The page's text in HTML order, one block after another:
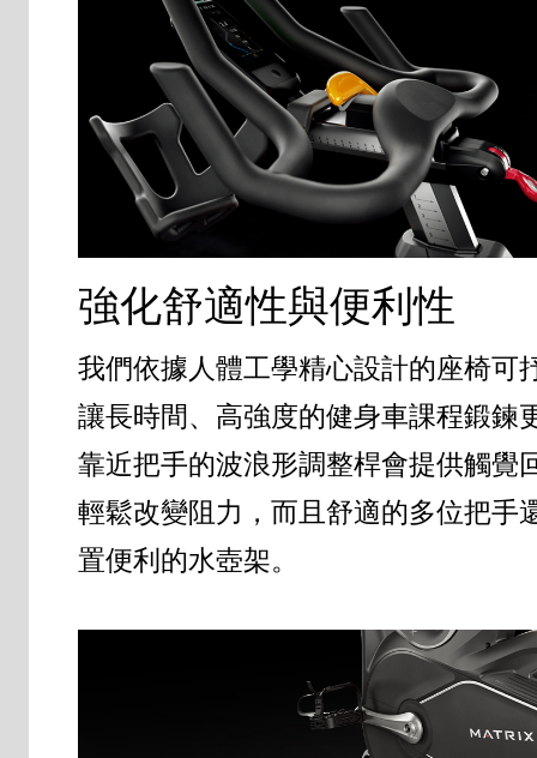
強化舒適性與便利性
我們依據人體工學精心設計的座椅可
讓長時間、高強度的健身車課程鍛鍊
靠近把手的波浪形調整桿會提供觸覺
輕鬆改變阻力，而且舒適的多位把手
置便利的水壺架。